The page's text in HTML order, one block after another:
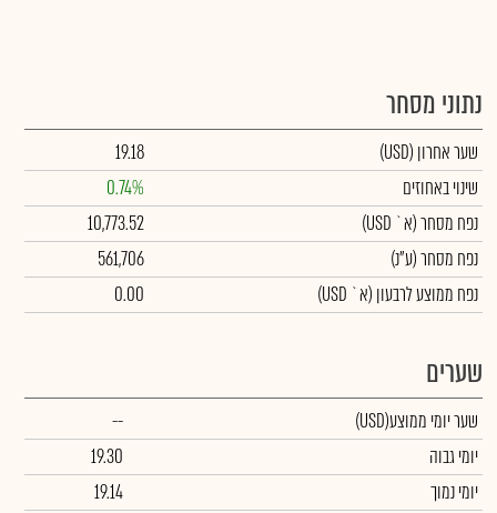
נתוני מסחר
שער אחרון (USD)
19.18
שינוי באחוזים
0.74%
נפח מסחר(א` USD)
10,773.52
נפח מסחר(ע"נ)
561,706
נפח ממוצע לרבעון (א` USD)
0.00
שערים
שער יומי ממוצע(USD)
--
יומי גבוה
19.30
יומי נמוך
19.14